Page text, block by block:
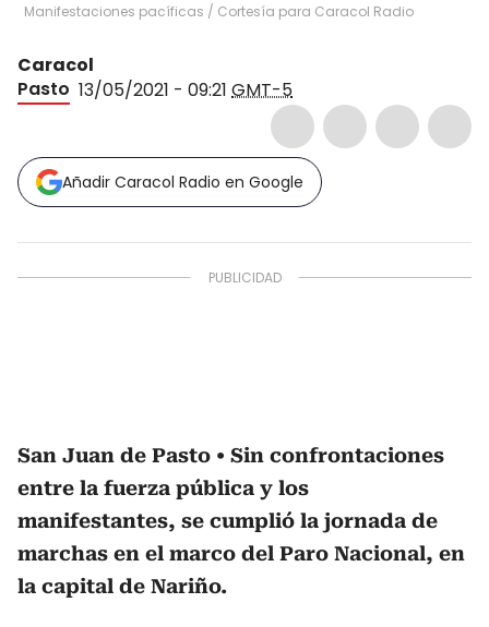
Manifestaciones pacíficas / Cortesía para Caracol Radio
Caracol
Pasto 13/05/2021 - 09:21 GMT-5
Añadir Caracol Radio en Google
San Juan de Pasto
Sin confrontaciones
entre la fuerza pública y los
manifestantes, se cumplió la jornada de
marchas en el marco del Paro Nacional, en
la capital de Nariño.